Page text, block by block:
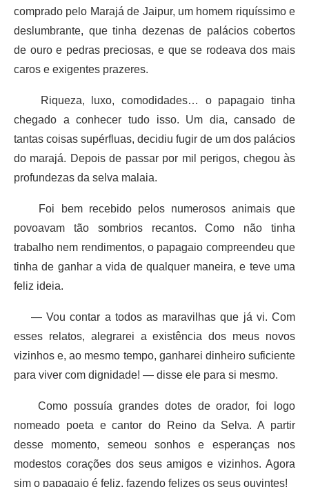
comprado pelo Marajá de Jaipur, um homem riquíssimo e
deslumbrante, que tinha dezenas de palácios cobertos
de ouro e pedras preciosas, e que se rodeava dos mais
caros e exigentes prazeres.
Riqueza, luxo, comodidades… o papagaio tinha
chegado a conhecer tudo isso. Um dia, cansado de
tantas coisas supérfluas, decidiu fugir de um dos palácios
do marajá. Depois de passar por mil perigos, chegou às
profundezas da selva malaia.
Foi bem recebido pelos numerosos animais que
povoavam tão sombrios recantos. Como não tinha
trabalho nem rendimentos, o papagaio compreendeu que
tinha de ganhar a vida de qualquer maneira, e teve uma
feliz ideia.
— Vou contar a todos as maravilhas que já vi. Com
esses relatos, alegrarei a existência dos meus novos
vizinhos e, ao mesmo tempo, ganharei dinheiro suficiente
para viver com dignidade! — disse ele para si mesmo.
Como possuía grandes dotes de orador, foi logo
nomeado poeta e cantor do Reino da Selva. A partir
desse momento, semeou sonhos e esperanças nos
modestos corações dos seus amigos e vizinhos. Agora
sim o papagaio é feliz, fazendo felizes os seus ouvintes!